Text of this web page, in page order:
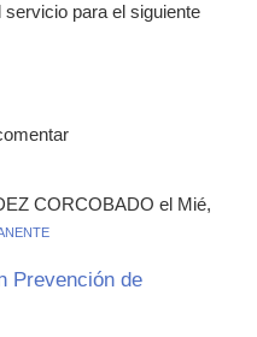
servicio para el siguiente
CORCOBADO el Mié,
Prevención de